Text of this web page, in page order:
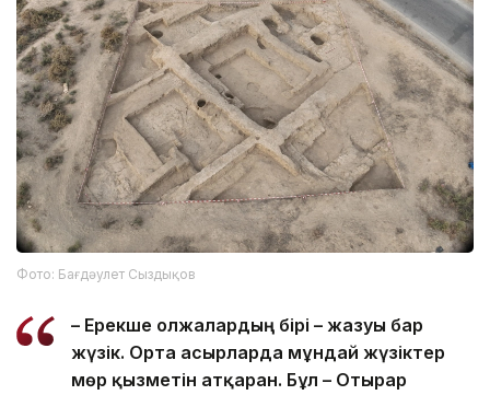
Фото: Бағдәулет Сыздықов
– Ерекше олжалардың бірі – жазуы бар
жүзік. Орта ғасырларда мұндай жүзіктер
мөр қызметін атқарған. Бұл – Отырар